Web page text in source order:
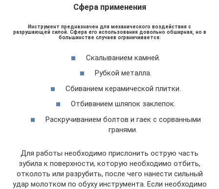
Сфера применения
Инструмент предназначен для механического воздействия с
разрушающей силой. Сфера его использования довольно обширная, но в
большинстве случаев ограничивается:
Скалыванием камней.
Рубкой металла.
Сбиванием керамической плитки.
Отбиванием шляпок заклепок.
Раскручиванием болтов и гаек с сорванными
гранями.
Для работы необходимо прислонить острую часть
зубила к поверхности, которую необходимо отбить,
отколоть или разрубить, после чего нанести сильный
удар молотком по обуху инструмента. Если необходимо